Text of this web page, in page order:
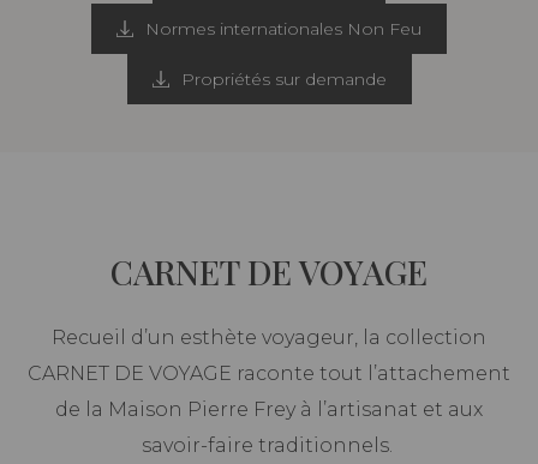
Normes internationales Non Feu
Propriétés sur demande
CARNET DE VOYAGE
Recueil d’un esthète voyageur, la collection
CARNET DE VOYAGE raconte tout l’attachement
de la Maison Pierre Frey à l’artisanat et aux
savoir-faire traditionnels.